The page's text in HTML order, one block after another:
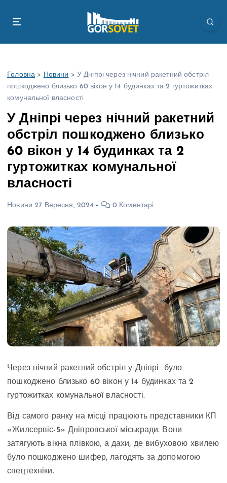
Головна > Новини > У Дніпрі через нічний ракетний обстріл
пошкоджено близько 60 вікон у 14 будинках та 2 гуртожитках
комунальної власності
У Дніпрі через нічний ракетний
обстріл пошкоджено близько
60 вікон у 14 будинках та 2
гуртожитках комунальної
власності
Новини 27 Вересня, 2024 0 Коментарі
Через нічний ракетний обстріл у Дніпрі було
пошкоджено близько 60 вікон у 14 будинках та 2
гуртожитках комунальної власності.
Від самого ранку на місці працюють представники КП
«Жилсервіс-5» Дніпровської міськради. Вони
затягують вікна плівкою, а дахи, де вибуховою хвилею
було пошкоджено шифер, лагодять за допомогою
спецтехніки.